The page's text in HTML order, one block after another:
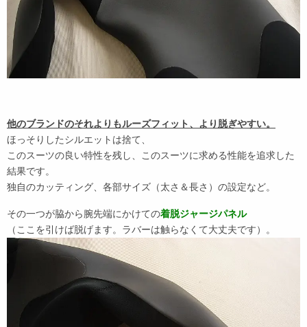
他のブランドのそれよりもルーズフィット、より脱ぎやすい。
ほっそりしたシルエットは捨て、
このスーツの良い特性を残し、このスーツに求める性能を追求した
結果です。
独自のカッティング、各部サイズ（太さ＆長さ）の設定など。
その一つが脇から腕先端にかけての着脱ジャージパネル
（ここを引けば脱げます。ラバーは触らなくて大丈夫です）。